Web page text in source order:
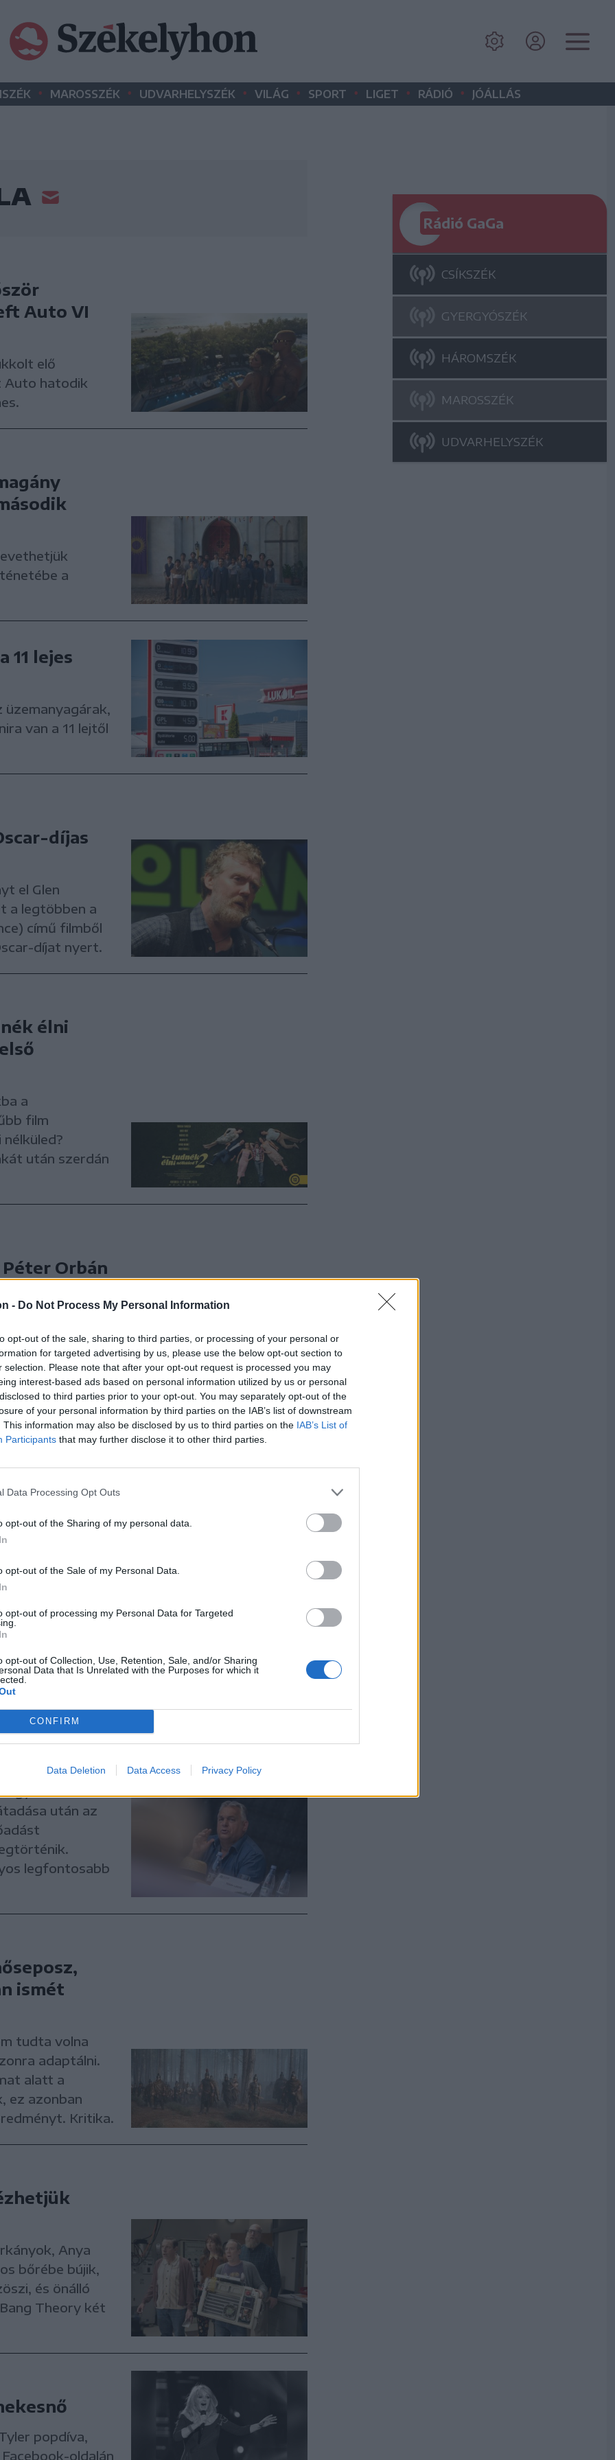
- Do Not Process My Personal Information
opt-out of the sale, sharing to third parties, or processing of your personal or
for targeted advertising by us, please use the below opt-out section to
selection. Please note that after your opt-out request is processed you may
interest-based ads based on personal information utilized by us or personal
to third parties prior to your opt-out. You may separately opt-out of the
of your personal information by third parties on the IAB’s list of downstream
This information may also be disclosed by us to third parties on the IAB’s List of
Participants that may further disclose it to other third parties.
Data Processing Opt Outs
opt-out of the Sharing of my personal data.
opt-out of the Sale of my Personal Data.
opt-out of processing my Personal Data for Targeted
opt-out of Collection, Use, Retention, Sale, and/or Sharing
Data that Is Unrelated with the Purposes for which it
CONFIRM
Data Deletion Data Access Privacy Policy
• MAROSSZÉK • UDVARHELYSZÉK • VILÁG • SPORT • LIGET • RÁDIÓ • JÓÁLLÁS
Auto VI
elő
Auto hatodik
a
11 lejes
üzemanyagárak,
van a 11 lejtől
díjas
el Glen
a legtöbben a
című filmből
díjat nyert.
élni
a
film
után szerdán
Orbán
foglalkozni
miniszterelnök
a Fidesz elnöke,
is az a
a
– jelentette ki
aki pártja
16 év
mond
Orbán
után az
legfontosabb
ismét
tudta volna
adaptálni.
alatt a
ez azonban
Kritika.
Anya
bőrébe bújik,
és önálló
Theory két
popdíva,
oldalán
Rádió GaGa
CSÍKSZÉK
GYERGYÓSZÉK
HÁROMSZÉK
MAROSSZÉK
UDVARHELYSZÉK